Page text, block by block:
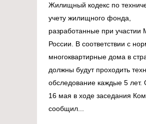
Жилищный кодекс по
учету жилищного фонда,
разработанные при участии
России. В соответствии с
многоквартирные дома в
должны будут проходить
обследование каждые 5 лет.
16 мая в ходе заседания
сообщил...